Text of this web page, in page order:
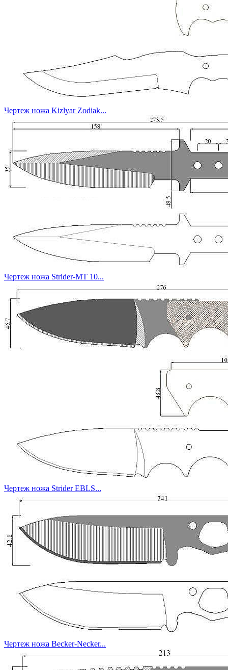
Чертеж ножа Kizlyar Zodiak...
Чертеж ножа Strider-MT 10...
Чертеж ножа Strider EBLS...
Чертеж ножа Becker-Necker...